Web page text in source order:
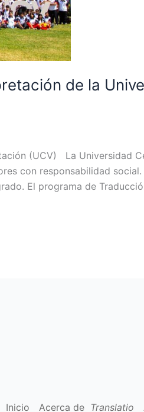
de la
(UCV) La Universidad
con responsabilidad
El programa de
Inicio Acerca de Translatio